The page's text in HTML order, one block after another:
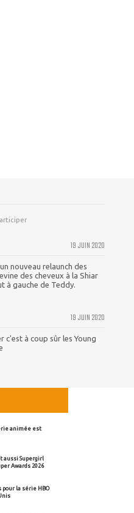
19 JUIN 2020
nouveau relaunch des
des cheveux à la Shiar
à gauche de Teddy.
19 JUIN 2020
c'est à coup sûr les Young
animée est
aussi Supergirl
Awards 2026
la série HBO